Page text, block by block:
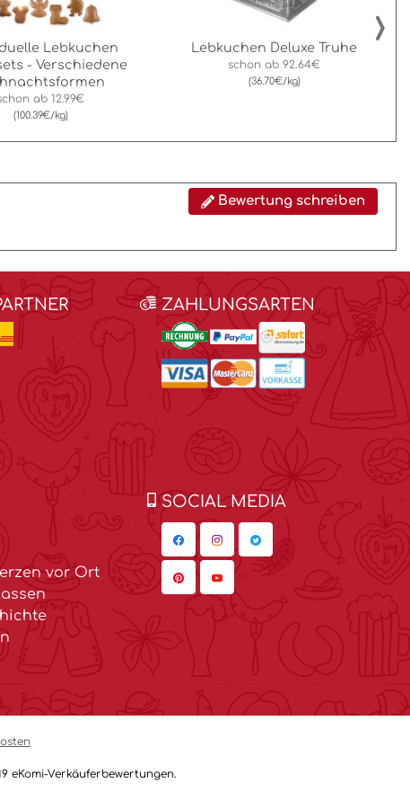
Lebkuchen
- Verschiedene
ab12.99€
(100.39€/kg)
Lebkuchen Deluxe Truhe
schon ab92.64€
(36.70€/kg)
›
Bewertung schreiben
ZAHLUNGSARTEN
vor Ort
SOCIAL MEDIA
eKomi-Verkäuferbewertungen.